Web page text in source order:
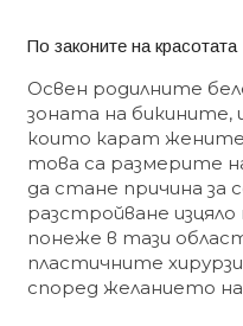
По законите на красотата
Освен родилните
зоната на бикините,
които карат жените
това са размерите
да стане причина за
разстройване
понеже в тази
пластичните
според желанието